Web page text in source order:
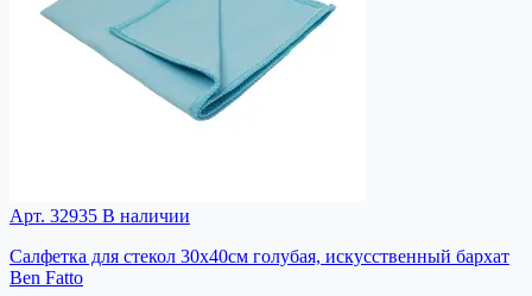
Арт. 32935 В наличии
Салфетка для стекол 30х40см голубая, искусственный бархат
Ben Fatto